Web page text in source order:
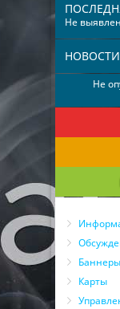
Не
НОВОСТИ
Не
Баннеры
Карты